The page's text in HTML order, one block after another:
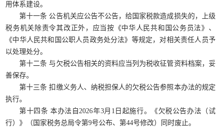
用体系建设。
第十一条 公告机关应公告不公告，给国家税款造成损失的，上级
税务机关除责令其改正外，应当按《中华人民共和国公务员法》、
《中华人民共和国公职人员政务处分法》等规定，对相关责任人员予
以处理处分。
第十二条 与欠税公告相关的资料应当列为税收征管资料档案，妥
善保存。
第十三条 扣缴义务人、纳税担保人的欠税公告参照本办法的规定
执行。
第十四条 本办法自2026年3月1日起施行。《欠税公告办法（试
行）》（国家税务总局令第9号公布、第44号修改）同时废止。